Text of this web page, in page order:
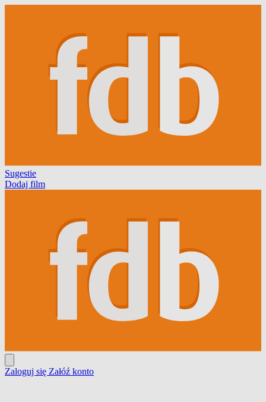
Sugestie
Dodaj film
Zaloguj się Załóź konto